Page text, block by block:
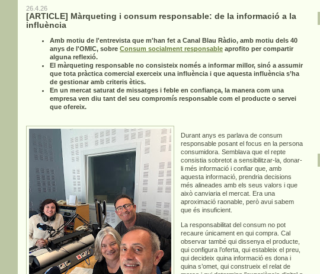
26.4.26
[ARTICLE] Màrqueting i consum responsable: de la informació a la
influència
Amb motiu de l'entrevista que m'han fet a Canal Blau Ràdio, amb motiu dels 40
anys de l'OMIC, sobre Consum socialment responsable aprofito per compartir
alguna reflexió.
El màrqueting responsable no consisteix només a informar millor, sinó a assumir
que tota pràctica comercial exerceix una influència i que aquesta influència s’ha
de gestionar amb criteris ètics.
En un mercat saturat de missatges i feble en confiança, la manera com una
empresa ven diu tant del seu compromís responsable com el producte o servei
que ofereix.
Durant anys es parlava de consum
responsable posant el focus en la persona
consumidora. Semblava que el repte
consistia sobretot a sensibilitzar-la, donar-
li més informació i confiar que, amb
aquesta informació, prendria decisions
més alineades amb els seus valors i que
això canviaria el mercat. Era una
aproximació raonable, però avui sabem
que és insuficient.
La responsabilitat del consum no pot
recaure únicament en qui compra. Cal
observar també qui dissenya el producte,
qui configura l’oferta, qui estableix el preu,
qui decideix quina informació es dona i
quina s’omet, qui construeix el relat de